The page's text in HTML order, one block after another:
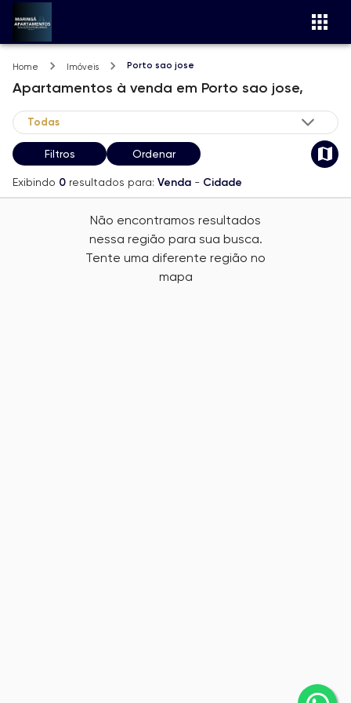
Home Imóveis Porto sao jose
Apartamentos à venda em Porto sao jose,
Filtros Ordenar
Exibindo 0 resultados para: Venda - Cidade
Não encontramos resultados
nessa região para sua busca.
Tente uma diferente região no
mapa